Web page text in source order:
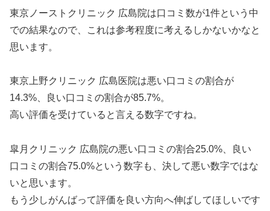
東京ノーストクリニック 広島院は口コミ数が1件という中
での結果なので、これは参考程度に考えるしかないかなと
思います。
東京上野クリニック 広島医院は悪い口コミの割合が
14.3%、良い口コミの割合が85.7%。
高い評価を受けていると言える数字ですね。
皐月クリニック 広島院の悪い口コミの割合25.0%、良い
口コミの割合75.0%という数字も、決して悪い数字ではな
いと思います。
もう少しがんばって評価を良い方向へ伸ばしてほしいです